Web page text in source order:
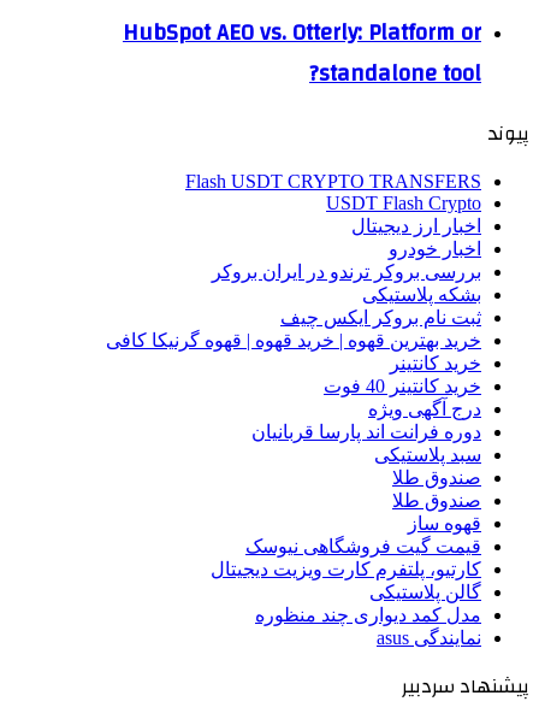
HubSpot AEO vs. Otterly: Platform or
standalone tool?
پیوند
Flash USDT CRYPTO TRANSFERS
USDT Flash Crypto
اخبار ارز دیجیتال
اخبار خودرو
بررسی بروکر ترندو در ایران بروکر
بشکه پلاستیکی
ثبت نام بروکر ایکس چیف
خرید بهترین قهوه | خرید قهوه | قهوه گرنیکا کافی
خرید کانتینر
خرید کانتینر 40 فوت
درج آگهی ویژه
دوره فرانت اند پارسا قربانیان
سبد پلاستیکی
صندوق طلا
صندوق طلا
قهوه ساز
قیمت گیت فروشگاهی نیوسک
کارتیو، پلتفرم کارت ویزیت دیجیتال
گالن پلاستیکی
مدل کمد دیواری چند منظوره
نمایندگی asus
پیشنهاد سردبیر